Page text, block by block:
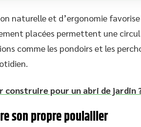
naturelle et d’ergonomie
placées permettent une
comme les pondoirs et les
construire pour un abri de jardin
son propre poulailler